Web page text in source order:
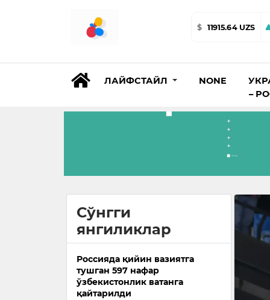
$ 11915.64 UZS
ЛАЙФСТАЙЛ NONE
–
Сўнгги
янгиликлар
Россияда қийин вазиятга
тушган 597 нафар
ўзбекистонлик ватанга
қайтарилди